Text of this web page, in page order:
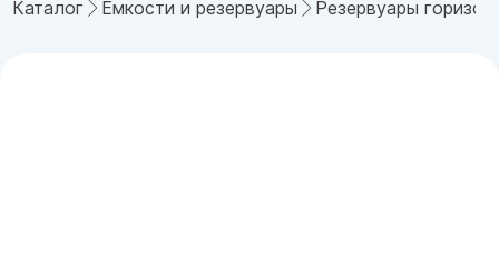
Каталог Емкости и резервуары Резервуары